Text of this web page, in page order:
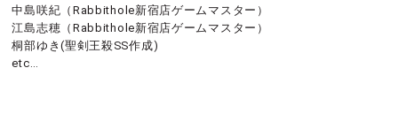
中島咲紀（Rabbithole新宿店ゲームマスター）
江島志穂（Rabbithole新宿店ゲームマスター）
桐部ゆき(聖剣王殺SS作成)
etc…